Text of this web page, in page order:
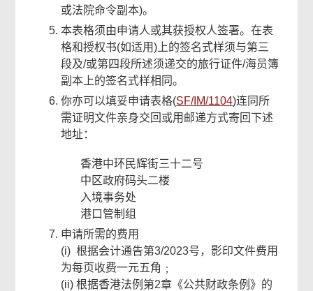
或法院命令副本)。
本表格须由申请人或其获授权人签署。在表
格和授权书(如适用)上的签名式样须与第三
段及/或第四段所述须递交的旅行证件/海员簿
副本上的签名式样相同。
你亦可以填妥申请表格(SF/IM/1104)连同所
需证明文件亲身交回或用邮递方式寄回下述
地址：
香港中环民辉街三十二号
中区政府码头二楼
入境事务处
港口管制组
申请所需的费用
(i) 根据会计通告第3/2023号，影印文件费用
为每页收费一元五角﹔
(ii) 根据香港法例第2章《公共财政条例》的